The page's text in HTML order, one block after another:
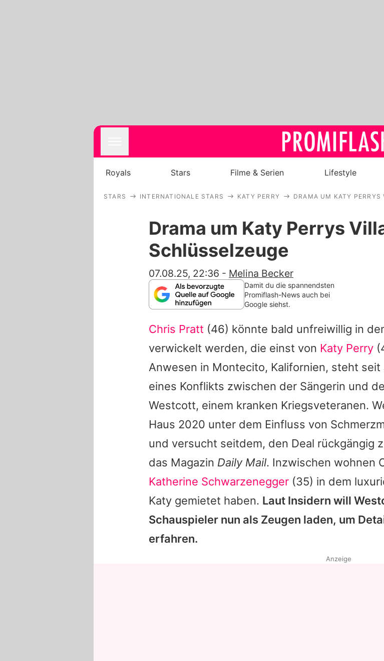
Royals
Filme & Serien
Familie & Liebe
Alle Themen auf
App runterladen
Team
Redaktionelle
Impressum
Datenschutzerklärung
Royals Stars Filme & Serien Lifestyle
STARS INTERNATIONALE STARS KATY PERRY DRAMA UM KATY
Drama um Katy Perrys
Schlüsselzeuge
07.08.25, 22:36 - Melina Becker
Damit du die spannendsten
Promiflash-News auch bei
Google siehst.
Chris Pratt (46) könnte bald unfreiwillig in
verwickelt werden, die einst von Katy Perry
Anwesen in Montecito, Kalifornien, steht
eines Konflikts zwischen der Sängerin und
Westcott, einem kranken Kriegsveteranen.
Haus 2020 unter dem Einfluss von
und versucht seitdem, den Deal rückgängig
das Magazin Daily Mail. Inzwischen wohnen
Katherine Schwarzenegger (35) in dem
Katy gemietet haben. Laut Insidern will
Schauspieler nun als Zeugen laden, um
erfahren.
Anzeige